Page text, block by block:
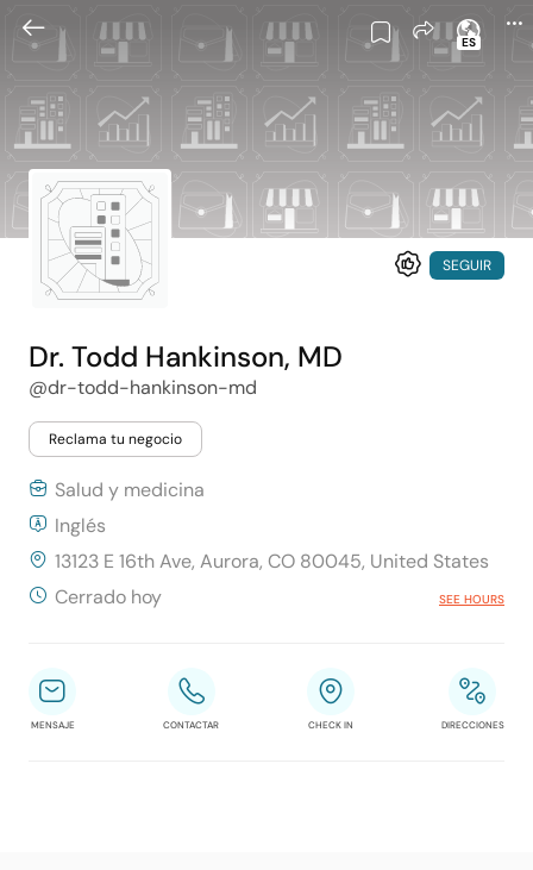
ES
SEGUIR
Dr. Todd Hankinson, MD
@dr-todd-hankinson-md
Reclama tu negocio
Salud y medicina
Inglés
13123 E 16th Ave, Aurora, CO 80045, United States
Cerrado hoy
SEE HOURS
MENSAJE CONTACTAR CHECK IN DIRECCIONES